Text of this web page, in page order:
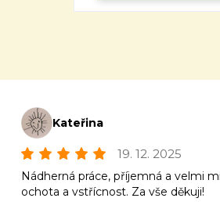
Kateřina
19. 12. 2025
Nádherná práce, příjemná a velmi
ochota a vstřícnost. Za vše děkuji!